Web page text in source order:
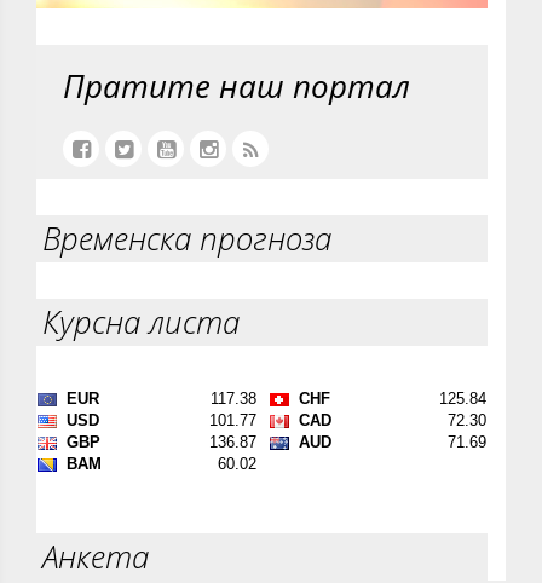
Пратите наш портал
Временска прогноза
Курсна листа
Анкета